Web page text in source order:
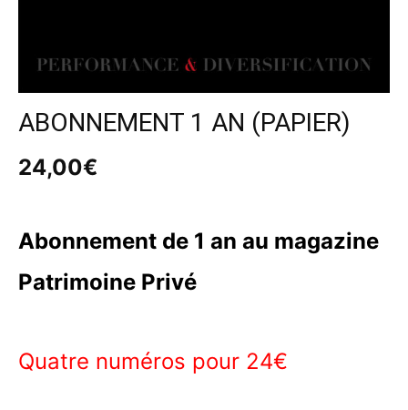
ABONNEMENT 1 AN (PAPIER)
24,00€
Abonnement de 1 an au magazine
Patrimoine Privé
Quatre numéros pour 24€